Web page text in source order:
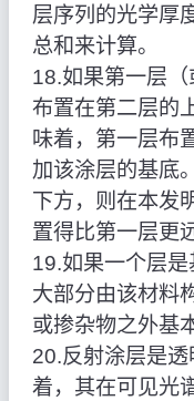
层序列的光学厚
总和来计算。
18.如果第一层（
布置在第二层的
味着，第一层布
加该涂层的基底
下方，则在本发
置得比第一层更
19.如果一个层
大部分由该材料
或掺杂物之外基
20.反射涂层是
着，其在可见光